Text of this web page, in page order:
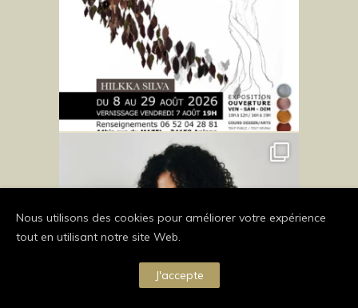
Nous utilisons des cookies pour améliorer votre expérience
tout en utilisant notre site Web.
J'accepte